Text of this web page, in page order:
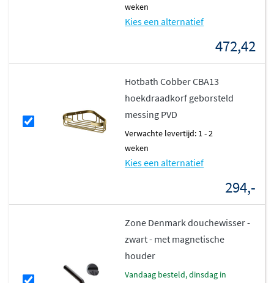
weken
Kies een alternatief
472,42
Hotbath Cobber CBA13
hoekdraadkorf geborsteld
messing PVD
Verwachte levertijd: 1 - 2
weken
Kies een alternatief
294,-
Zone Denmark douchewisser -
zwart - met magnetische
houder
vandaag besteld, dinsdag in